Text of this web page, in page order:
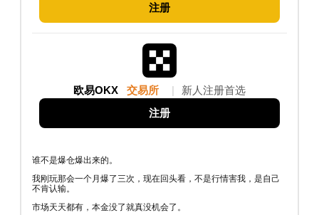
注册
欧易OKX 交易所 新人注册首选
注册
谁不是爆仓爆出来的。
我刚玩那会一个月爆了三次，现在回头看，不是行情害我，是自己
不肯认输。
市场天天都有，本金没了就真没机会了。